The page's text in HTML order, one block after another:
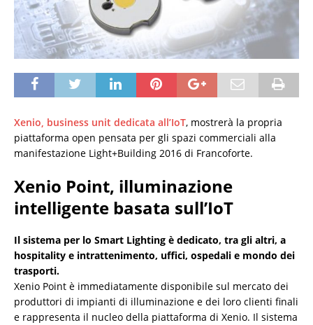
Xenio, business unit dedicata all’IoT, mostrerà la propria
piattaforma open pensata per gli spazi commerciali alla
manifestazione Light+Building 2016 di Francoforte.
Xenio Point, illuminazione
intelligente basata sull’IoT
Il sistema per lo Smart Lighting è dedicato, tra gli altri, a
hospitality e intrattenimento, uffici, ospedali e mondo dei
trasporti.
Xenio Point è immediatamente disponibile sul mercato dei
produttori di impianti di illuminazione e dei loro clienti finali
e rappresenta il nucleo della piattaforma di Xenio. Il sistema